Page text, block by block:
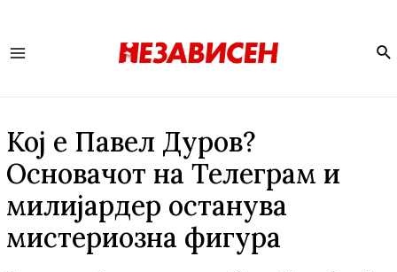
Кој е Павел Дуров?
Основачот на Телеграм и
милијардер останува
мистериозна фигура